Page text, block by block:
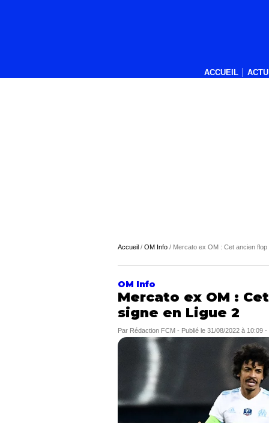
ACCUEIL
Accueil / OM Info / Mercato ex OM : Cet ancien
OM Info
Mercato ex OM :
signe en Ligue 2
Par Rédaction FCM - Publié le 31/08/2022 à 10:09 -